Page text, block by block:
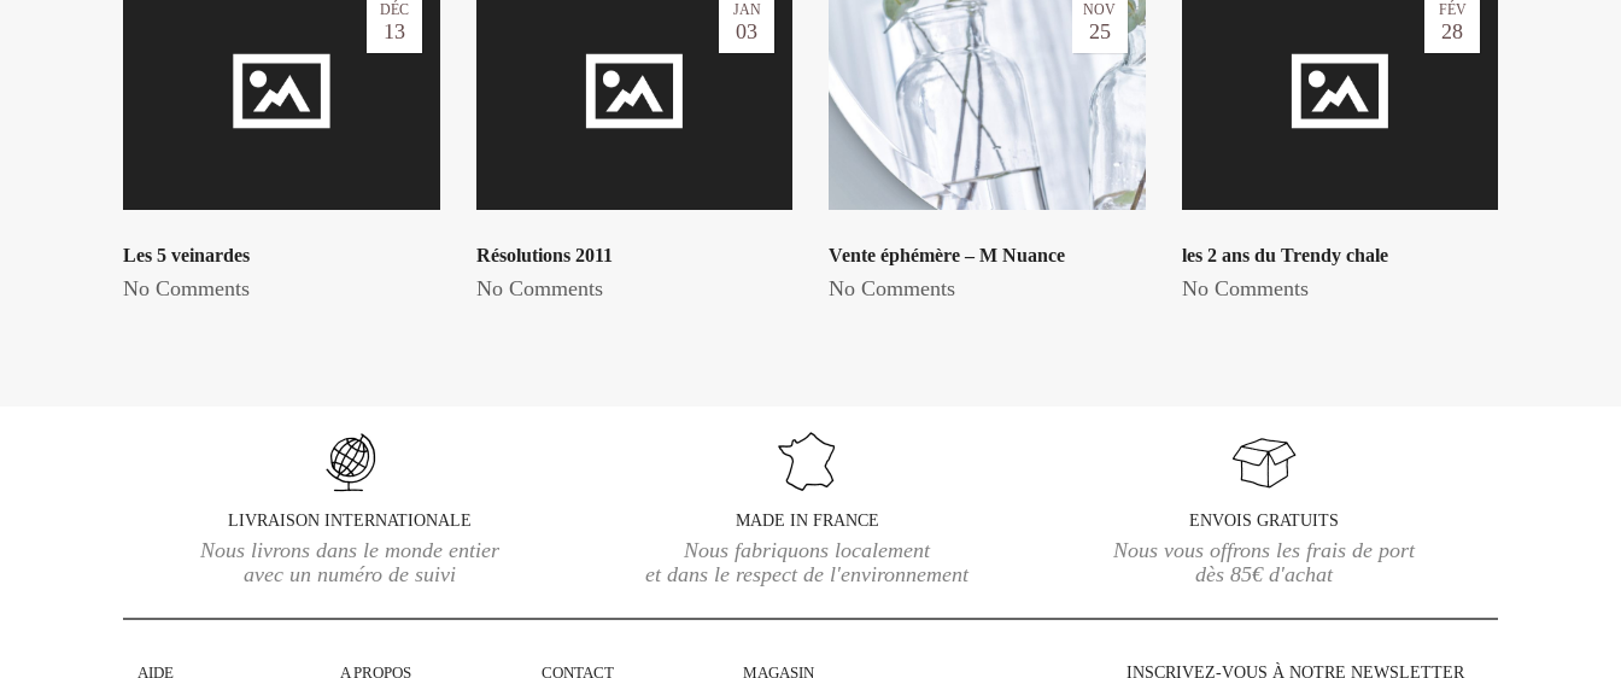
DÉC
13
Les 5 veinardes
No Comments
JAN
03
Résolutions 2011
No Comments
NOV
25
Vente éphémère – M Nuance
No Comments
FÉV
28
les 2 ans du Trendy chale
No Comments
LIVRAISON INTERNATIONALE
Nous livrons dans le monde entier
avec un numéro de suivi
MADE IN FRANCE
Nous fabriquons localement
et dans le respect de l'environnement
ENVOIS GRATUITS
Nous vous offrons les frais de port
dès 85€ d'achat
AIDE A PROPOS CONTACT MAGASIN INSCRIVEZ-VOUS À NOTRE NEWSLETTER